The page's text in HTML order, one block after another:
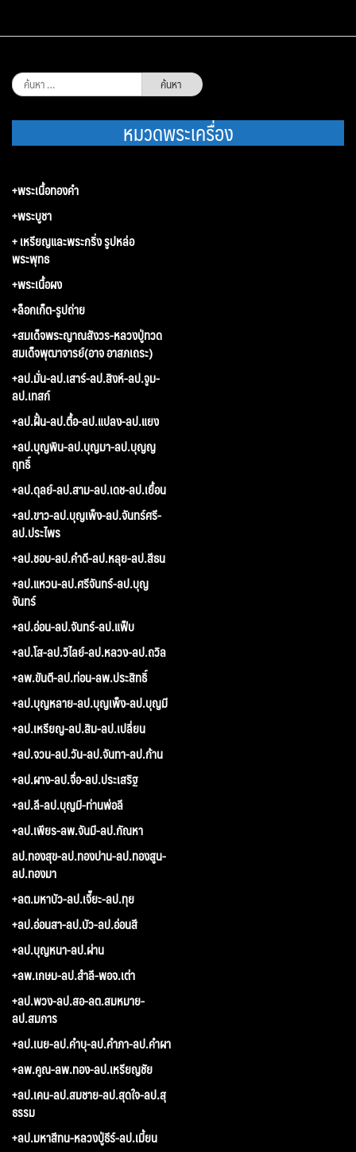
ค้นหา
สำหรับ:
หมวดพระเครื่อง
+พระเนื้อทองคำ
+พระบูชา
+ เหรียญและพระกริ่ง รูปหล่อ
พระพุทธ
+พระเนื้อผง
+ล็อกเก็ต-รูปถ่าย
+สมเด็จพระญาณสังวร-หลวงปู่ทวด
สมเด็จพุฒาจารย์(อาจ อาสภเถระ)
+ลป.มั่น-ลป.เสาร์-ลป.สิงห์-ลป.จูม-
ลป.เทสก์
+ลป.ฝั้น-ลป.ตื้อ-ลป.แปลง-ลป.แยง
+ลป.บุญพิน-ลป.บุญมา-ลป.บุญญ
ฤทธิ์
+ลป.ดุลย์-ลป.สาม-ลป.เดช-ลป.เยื้อน
+ลป.ขาว-ลป.บุญเพ็ง-ลป.จันทร์ศรี-
ลป.ประไพร
+ลป.ชอบ-ลป.คำดี-ลป.หลุย-ลป.สีธน
+ลป.แหวน-ลป.ศรีจันทร์-ลป.บุญ
จันทร์
+ลป.อ่อน-ลป.จันทร์-ลป.แฟ็บ
+ลป.โส-ลป.วิไลย์-ลป.หลวง-ลป.ถวิล
+ลพ.ขันตี-ลป.ท่อน-ลพ.ประสิทธิ์
+ลป.บุญหลาย-ลป.บุญเพ็ง-ลป.บุญมี
+ลป.เหรียญ-ลป.สิม-ลป.เปลี่ยน
+ลป.จวน-ลป.วัน-ลป.จันทา-ลป.ก้าน
+ลป.ผาง-ลป.จื่อ-ลป.ประเสริฐ
+ลป.ลี-ลป.บุญมี-ท่านพ่อลี
+ลป.เพียร-ลพ.จันมี-ลป.กัณหา
ลป.ทองสุข-ลป.ทองปาน-ลป.ทองสูน-
ลป.ทองมา
+ลต.มหาบัว-ลป.เจี๊ยะ-ลป.ทุย
+ลป.อ่อนสา-ลป.บัว-ลป.อ่อนสี
+ลป.บุญหนา-ลป.ผ่าน
+ลพ.เกษม-ลป.สำลี-พอจ.เต่า
+ลป.พวง-ลป.สอ-ลต.สมหมาย-
ลป.สมภาร
+ลป.เนย-ลป.คำบุ-ลป.คำภา-ลป.คำผา
+ลพ.คูณ-ลพ.ทอง-ลป.เหรียญชัย
+ลป.เคน-ลป.สมชาย-ลป.สุดใจ-ลป.สุ
ธรรม
+ลป.มหาสีทน-หลวงปู่ธีร์-ลป.เมี้ยน